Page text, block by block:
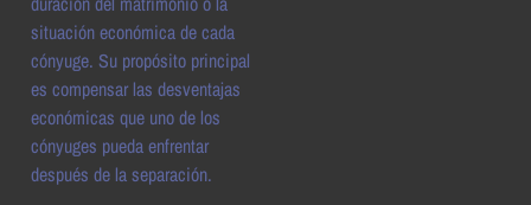
situación económica de cada
cónyuge. Su propósito principal
es compensar las desventajas
económicas que uno de los
cónyuges pueda enfrentar
después de la separación.